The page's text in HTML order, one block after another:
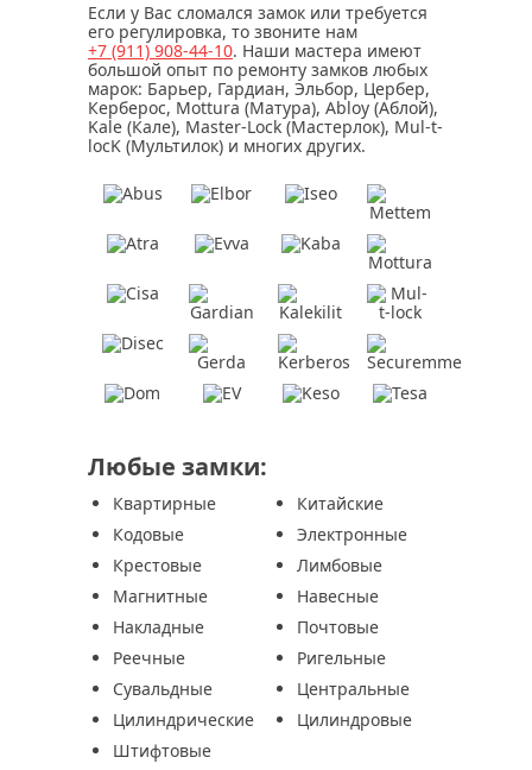
Если у Вас сломался замок или требуется
его регулировка, то звоните нам
+7 (911) 908-44-10. Наши мастера имеют
большой опыт по ремонту замков любых
марок: Барьер, Гардиан, Эльбор, Цербер,
Керберос, Mottura (Матура), Abloy (Аблой),
Kale (Кале), Master-Lock (Мастерлок), Mul-t-
locK (Мультилок) и многих других.
Любые замки:
Квартирные
Китайские
Кодовые
Электронные
Крестовые
Лимбовые
Магнитные
Навесные
Накладные
Почтовые
Реечные
Ригельные
Сувальдные
Центральные
Цилиндрические
Цилиндровые
Штифтовые